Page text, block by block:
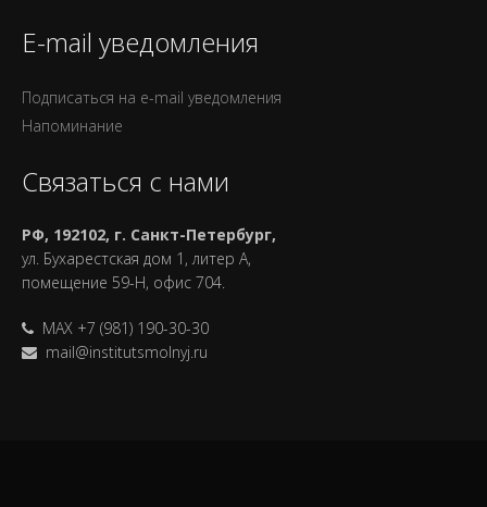
E-mail уведомления
Подписаться на e-mail уведомления
Напоминание
Связаться с нами
РФ, 192102, г. Санкт-Петербург,
ул. Бухарестская дом 1, литер А,
помещение 59-Н, офис 704.
MAX +7 (981) 190-30-30
mail@institutsmolnyj.ru